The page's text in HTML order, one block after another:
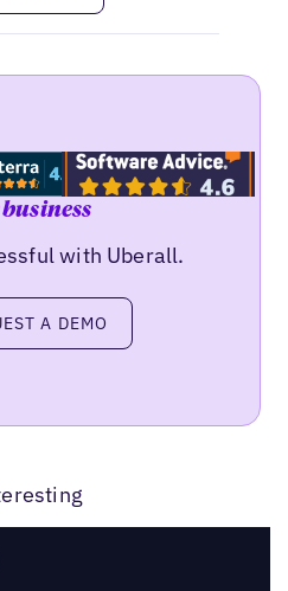
with Uberall.
A DEMO